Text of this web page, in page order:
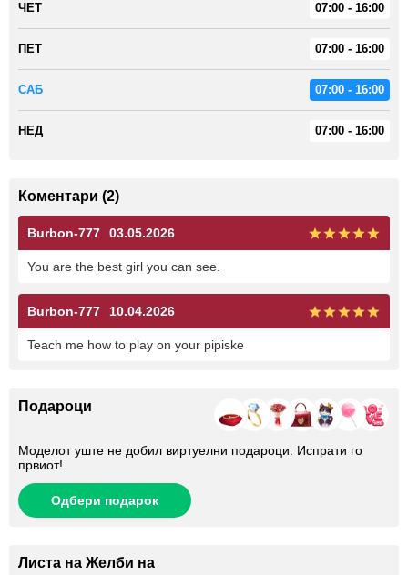
ЧЕТ 07:00 - 16:00
ПЕТ 07:00 - 16:00
САБ 07:00 - 16:00
НЕД 07:00 - 16:00
Коментари (2)
Burbon-777 03.05.2026
You are the best girl you can see.
Burbon-777 10.04.2026
Teach me how to play on your pipiske
Подароци
Моделот уште не добил виртуелни подароци. Испрати го
првиот!
Одбери подарок
Листа на Желби на